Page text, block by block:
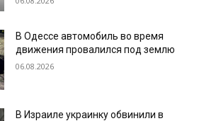
В Одессе автомобиль во время
движения провалился под землю
06.08.2026
В Израиле украинку обвинили в